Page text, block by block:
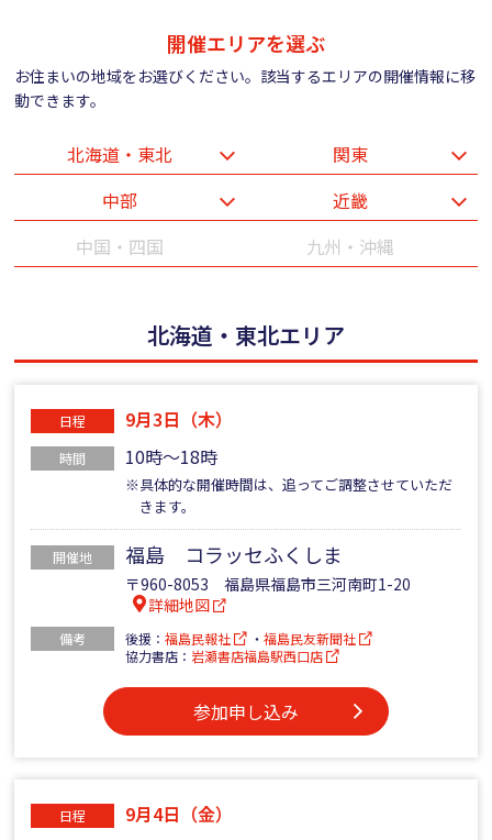
開催エリアを選ぶ
お住まいの地域をお選びください。該当するエリアの開催情報に移
動できます。
北海道・東北
関東
中部
近畿
中国・四国
九州・沖縄
北海道・東北エリア
日程 9月3日（木）
時間 10時～18時
※具体的な開催時間は、追ってご調整させていただ
きます。
開催地 福島 コラッセふくしま
〒960-8053 福島県福島市三河南町1-20
詳細地図
備考 後援：福島民報社 ・福島民友新聞社
協力書店： 岩瀬書店福島駅西口店
参加申し込み
日程 9月4日（金）